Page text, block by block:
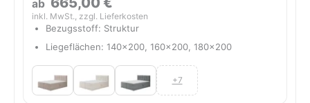
ab
inkl. MwSt., zzgl. Lieferkosten
Bezugsstoff: Struktur
Liegeflächen: 140x200, 160x200, 180x200
+7